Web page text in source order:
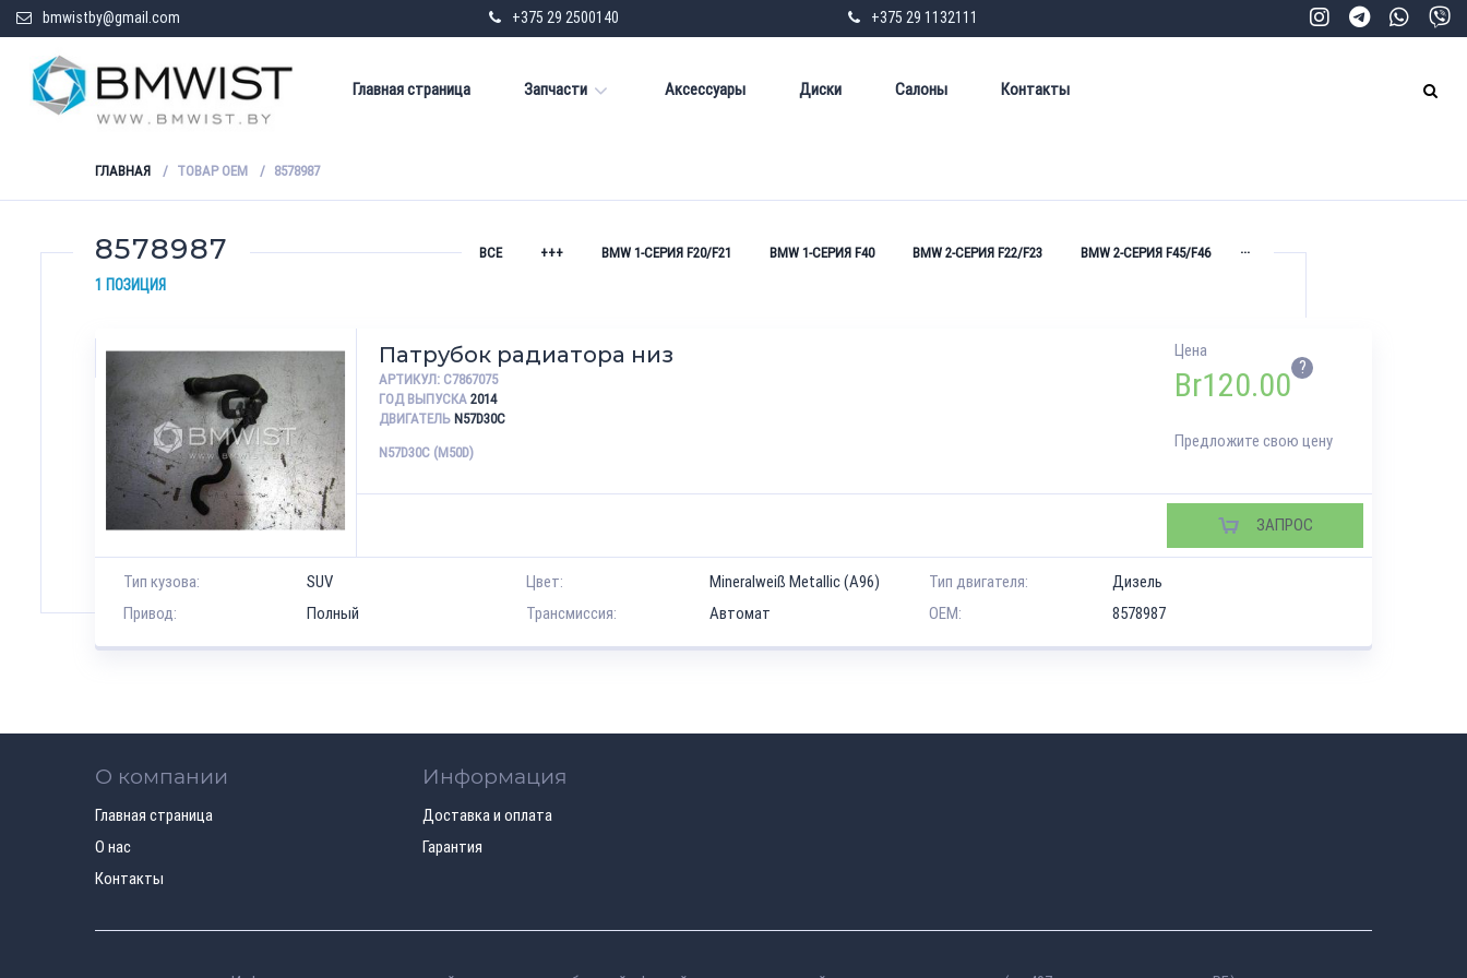
bmwistby@gmail.com +375 29 2500140 +375 29 1132111
Главная страница Запчасти Аксессуары Диски Салоны Контакты
ГЛАВНАЯ ТОВАР OEM 8578987
8578987 ВСЕ +++ BMW 1-СЕРИЯ F20/F21 BMW 1-СЕРИЯ F40 BMW 2-СЕРИЯ F22/F23 BMW 2-СЕРИЯ F45/F46 ...
1 ПОЗИЦИЯ
Патрубок радиатора низ
АРТИКУЛ: C7867075
ГОД ВЫПУСКА 2014
ДВИГАТЕЛЬ N57D30C
N57D30C (M50D)
Цена
Br120.00 ?
Предложите свою цену
ЗАПРОС
Тип кузова: SUV Цвет: Mineralweiß Metallic (A96) Тип двигателя:
Дизель
Привод:
Полный Трансмиссия: Автомат OEM: 8578987
О компании
Главная страница
О нас
Контакты
Информация
Доставка и оплата
Гарантия